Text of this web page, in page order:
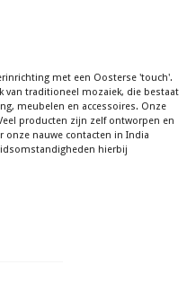
met een Oosterse 'touch'.
van traditioneel mozaiek, die bestaat
meubelen en accessoires. Onze
producten zijn zelf ontworpen en
onze nauwe contacten in India
hierbij